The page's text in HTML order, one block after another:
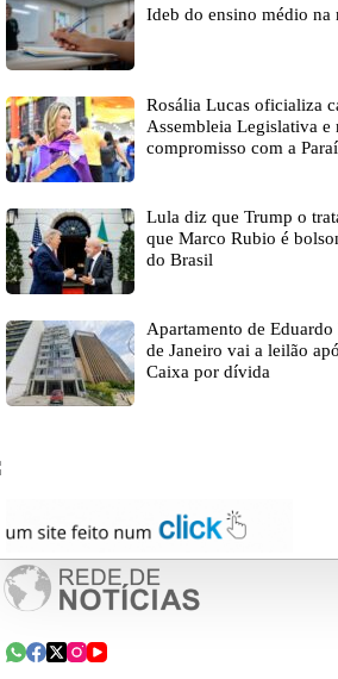
Ideb do ensino médio na
Rosália Lucas oficializa
Assembleia Legislativa e
compromisso com a
Lula diz que Trump o
que Marco Rubio é
do Brasil
Apartamento de
de Janeiro vai a leilão
Caixa por dívida